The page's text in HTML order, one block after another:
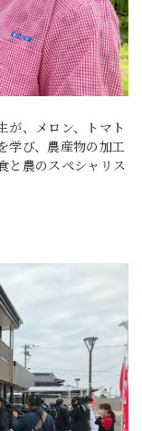
が、メロン、トマト
学び、農産物の加工
と農のスペシャリス